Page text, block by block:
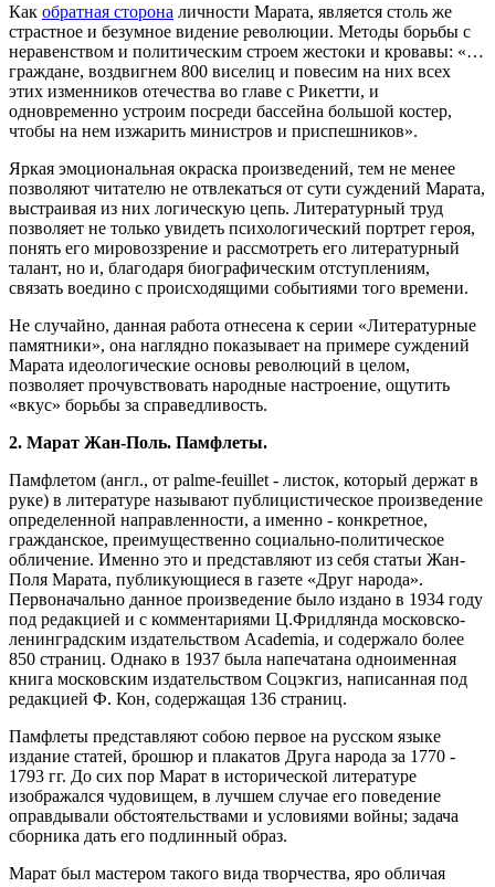
Как обратная сторона личности Марата, является столь же
страстное и безумное видение революции. Методы борьбы с
неравенством и политическим строем жестоки и кровавы: «…
граждане, воздвигнем 800 виселиц и повесим на них всех
этих изменников отечества во главе с Рикетти, и
одновременно устроим посреди бассейна большой костер,
чтобы на нем изжарить министров и приспешников».
Яркая эмоциональная окраска произведений, тем не менее
позволяют читателю не отвлекаться от сути суждений Марата,
выстраивая из них логическую цепь. Литературный труд
позволяет не только увидеть психологический портрет героя,
понять его мировоззрение и рассмотреть его литературный
талант, но и, благодаря биографическим отступлениям,
связать воедино с происходящими событиями того времени.
Не случайно, данная работа отнесена к серии «Литературные
памятники», она наглядно показывает на примере суждений
Марата идеологические основы революций в целом,
позволяет прочувствовать народные настроение, ощутить
«вкус» борьбы за справедливость.
2. Марат Жан-Поль. Памфлеты.
Памфлетом (англ., от palme-feuillet - листок, который держат в
руке) в литературе называют публицистическое произведение
определенной направленности, а именно - конкретное,
гражданское, преимущественно социально-политическое
обличение. Именно это и представляют из себя статьи Жан-
Поля Марата, публикующиеся в газете «Друг народа».
Первоначально данное произведение было издано в 1934 году
под редакцией и с комментариями Ц.Фридлянда московско-
ленинградским издательством Academia, и содержало более
850 страниц. Однако в 1937 была напечатана одноименная
книга московским издательством Соцэкгиз, написанная под
редакцией Ф. Кон, содержащая 136 страниц.
Памфлеты представляют собою первое на русском языке
издание статей, брошюр и плакатов Друга народа за 1770 -
1793 гг. До сих пор Марат в исторической литературе
изображался чудовищем, в лучшем случае его поведение
оправдывали обстоятельствами и условиями войны; задача
сборника дать его подлинный образ.
Марат был мастером такого вида творчества, яро обличая